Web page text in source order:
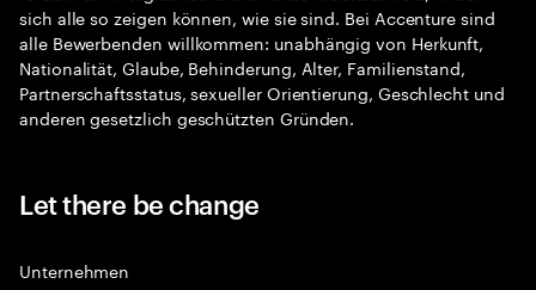
sich alle so zeigen können, wie sie sind. Bei Accenture sind
alle Bewerbenden willkommen: unabhängig von Herkunft,
Nationalität, Glaube, Behinderung, Alter, Familienstand,
Partnerschaftsstatus, sexueller Orientierung, Geschlecht und
anderen gesetzlich geschützten Gründen.
Let there be change
Unternehmen